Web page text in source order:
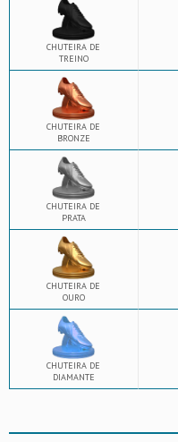
CHUTEIRA DE
TREINO
CHUTEIRA DE
BRONZE
CHUTEIRA DE
PRATA
CHUTEIRA DE
OURO
CHUTEIRA DE
DIAMANTE